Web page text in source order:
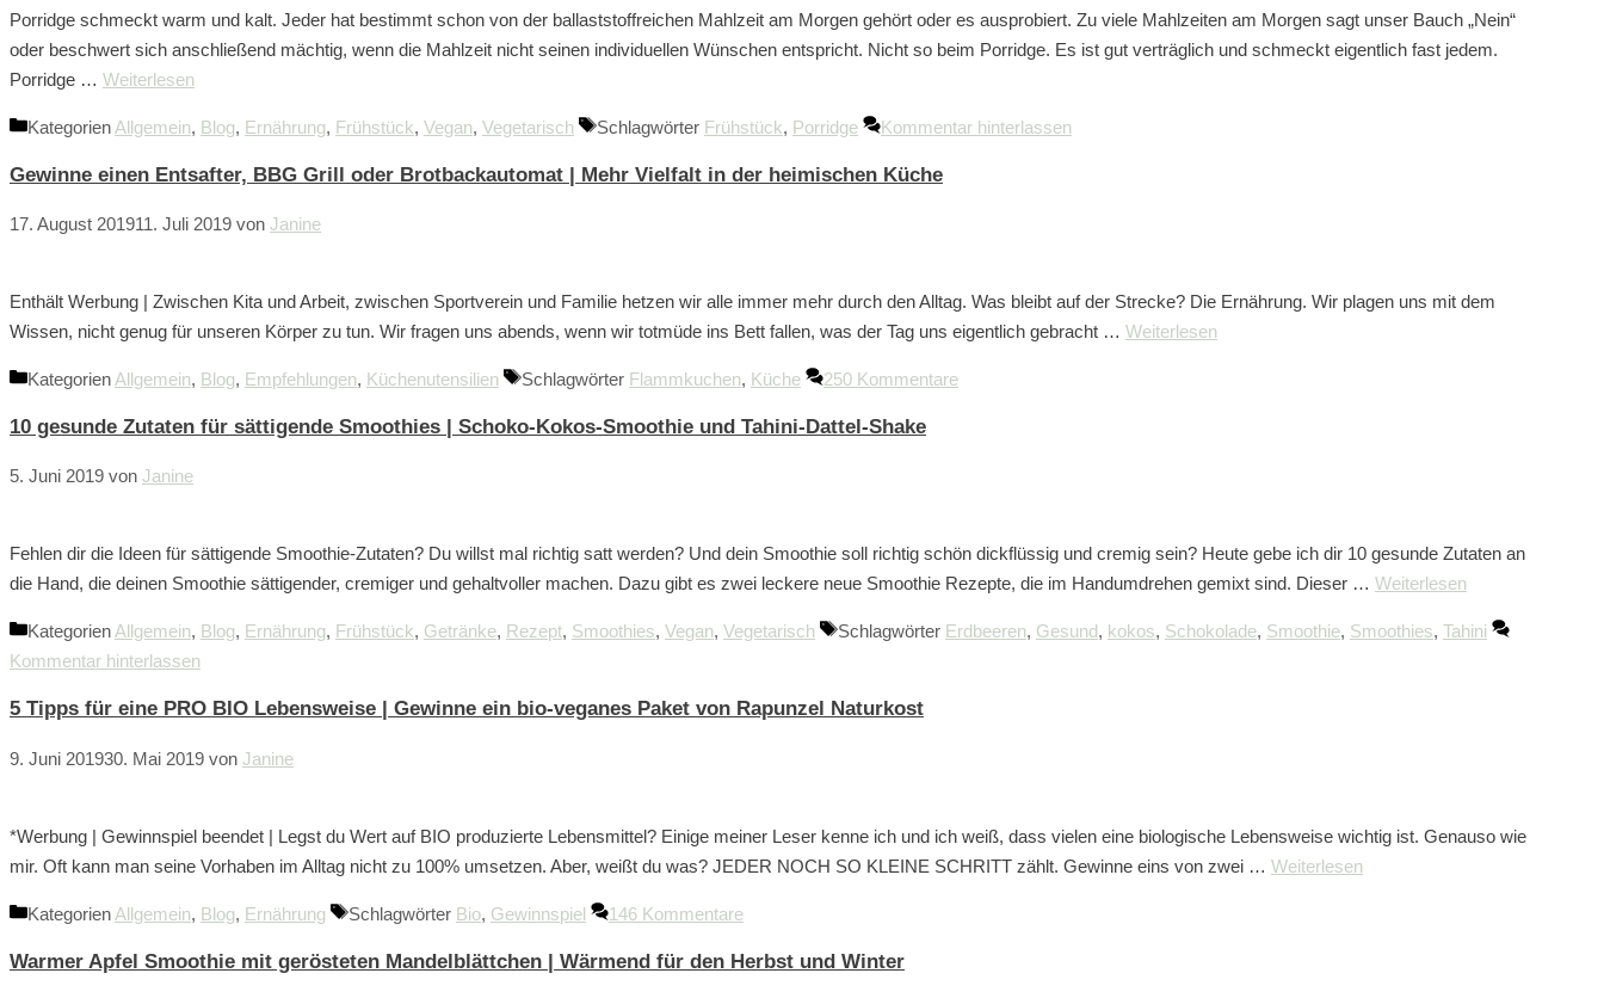
Porridge schmeckt warm und kalt. Jeder hat bestimmt schon von der ballaststoffreichen Mahlzeit am Morgen gehört oder es ausprobiert. Zu viele Mahlzeiten am Morgen sagt unser Bauch „Nein“
oder beschwert sich anschließend mächtig, wenn die Mahlzeit nicht seinen individuellen Wünschen entspricht. Nicht so beim Porridge. Es ist gut verträglich und schmeckt eigentlich fast jedem.
Porridge … Weiterlesen
Kategorien Allgemein, Blog, Ernährung, Frühstück, Vegan, Vegetarisch Schlagwörter Frühstück, Porridge Kommentar hinterlassen
Gewinne einen Entsafter, BBG Grill oder Brotbackautomat | Mehr Vielfalt in der heimischen Küche
17. August 201911. Juli 2019 von Janine
Enthält Werbung | Zwischen Kita und Arbeit, zwischen Sportverein und Familie hetzen wir alle immer mehr durch den Alltag. Was bleibt auf der Strecke? Die Ernährung. Wir plagen uns mit dem
Wissen, nicht genug für unseren Körper zu tun. Wir fragen uns abends, wenn wir totmüde ins Bett fallen, was der Tag uns eigentlich gebracht … Weiterlesen
Kategorien Allgemein, Blog, Empfehlungen, Küchenutensilien Schlagwörter Flammkuchen, Küche 250 Kommentare
10 gesunde Zutaten für sättigende Smoothies | Schoko-Kokos-Smoothie und Tahini-Dattel-Shake
5. Juni 2019 von Janine
Fehlen dir die Ideen für sättigende Smoothie-Zutaten? Du willst mal richtig satt werden? Und dein Smoothie soll richtig schön dickflüssig und cremig sein? Heute gebe ich dir 10 gesunde Zutaten an
die Hand, die deinen Smoothie sättigender, cremiger und gehaltvoller machen. Dazu gibt es zwei leckere neue Smoothie Rezepte, die im Handumdrehen gemixt sind. Dieser … Weiterlesen
Kategorien Allgemein, Blog, Ernährung, Frühstück, Getränke, Rezept, Smoothies, Vegan, Vegetarisch Schlagwörter Erdbeeren, Gesund, kokos, Schokolade, Smoothie, Smoothies, Tahini
Kommentar hinterlassen
5 Tipps für eine PRO BIO Lebensweise | Gewinne ein bio-veganes Paket von Rapunzel Naturkost
9. Juni 201930. Mai 2019 von Janine
*Werbung | Gewinnspiel beendet | Legst du Wert auf BIO produzierte Lebensmittel? Einige meiner Leser kenne ich und ich weiß, dass vielen eine biologische Lebensweise wichtig ist. Genauso wie
mir. Oft kann man seine Vorhaben im Alltag nicht zu 100% umsetzen. Aber, weißt du was? JEDER NOCH SO KLEINE SCHRITT zählt. Gewinne eins von zwei … Weiterlesen
Kategorien Allgemein, Blog, Ernährung Schlagwörter Bio, Gewinnspiel 146 Kommentare
Warmer Apfel Smoothie mit gerösteten Mandelblättchen | Wärmend für den Herbst und Winter